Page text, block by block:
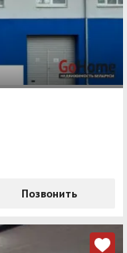
Позвонить